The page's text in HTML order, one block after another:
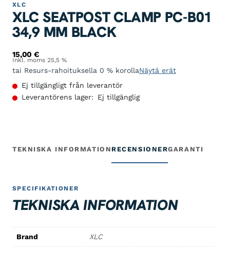
XLC
XLC SEATPOST CLAMP PC-B01
34,9 MM BLACK
15,00€
Inkl. moms 25,5 %
tai Resurs-rahoituksella 0 % korollaNäytä erät
Ej tillgängligt från leverantör
Leverantörens lager:
Ej tillgänglig
TEKNISKA INFORMATION RECENSIONERGARANTI
SPECIFIKATIONER
TEKNISKA INFORMATION
Brand XLC